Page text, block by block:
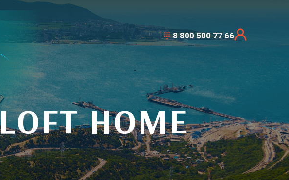
8 800 500 77 66
HOME